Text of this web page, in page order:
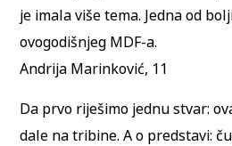
je imala više tema. Jedna od
ovogodišnjeg MDF-a.
Andrija Marinković, 11
Da prvo riješimo jednu stvar:
dale na tribine. A o predstavi: